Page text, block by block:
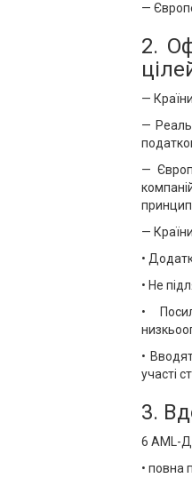
—
2.
—
—
—
—
•
• Не
•
•
участі
3.
6 АМL-
• повна